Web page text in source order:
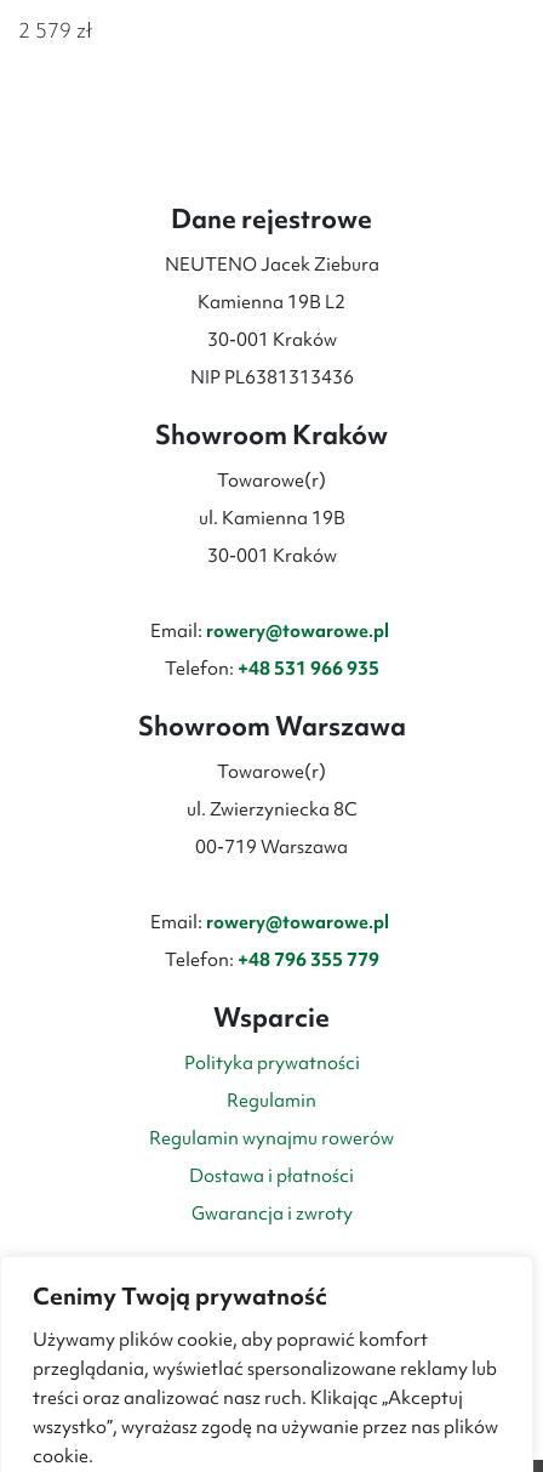
Cenimy Twoją prywatność
Używamy plików cookie, aby poprawić komfort
przeglądania, wyświetlać spersonalizowane reklamy lub
treści oraz analizować nasz ruch. Klikając „Akceptuj
wszystko”, wyrażasz zgodę na używanie przez nas plików
cookie.
2 579 zł
Dane rejestrowe
NEUTENO Jacek Ziebura
Kamienna 19B L2
30-001 Kraków
NIP PL6381313436
Showroom Kraków
Towarowe(r)
ul. Kamienna 19B
30-001 Kraków
Email: rowery@towarowe.pl
Telefon: +48 531 966 935
Showroom Warszawa
Towarowe(r)
ul. Zwierzyniecka 8C
00-719 Warszawa
Email: rowery@towarowe.pl
Telefon: +48 796 355 779
Wsparcie
Polityka prywatności
Regulamin
Regulamin wynajmu rowerów
Dostawa i płatności
Gwarancja i zwroty